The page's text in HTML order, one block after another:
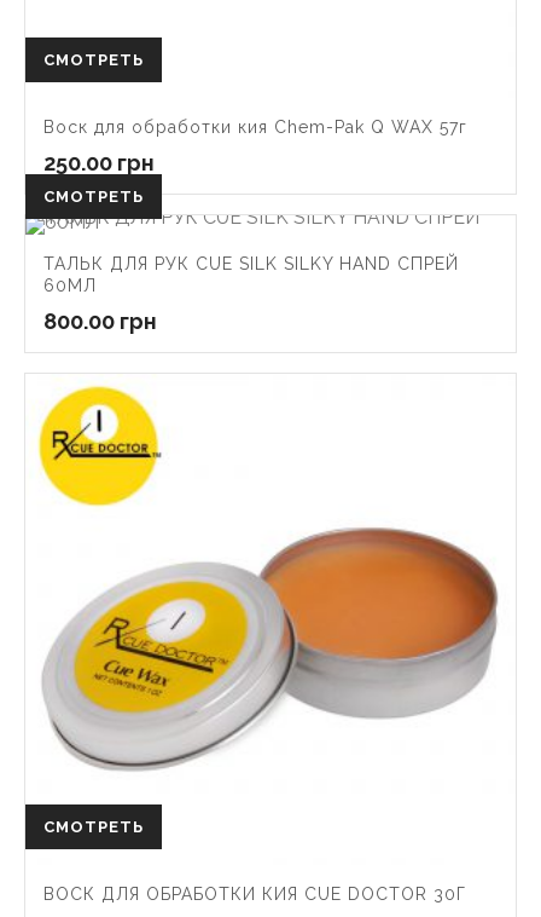
СМОТРЕТЬ
Воск для обработки кия Chem-Pak Q WAX 57г
250.00 грн
СМОТРЕТЬ
ТАЛЬК ДЛЯ РУК CUE SILK SILKY HAND СПРЕЙ
60МЛ
800.00 грн
СМОТРЕТЬ
ВОСК ДЛЯ ОБРАБОТКИ КИЯ CUE DOCTOR 30Г